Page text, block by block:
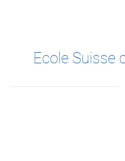
Ecole Suisse